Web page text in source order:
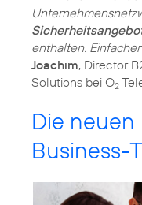
enthalten.
Joachim, Director
Solutions bei O2
Die
Business-